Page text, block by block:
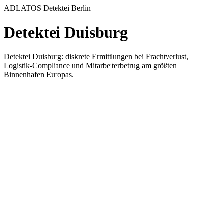
ADLATOS Detektei Berlin
Detektei Duisburg
Detektei Duisburg: diskrete Ermittlungen bei Frachtverlust,
Logistik-Compliance und Mitarbeiterbetrug am größten
Binnenhafen Europas.